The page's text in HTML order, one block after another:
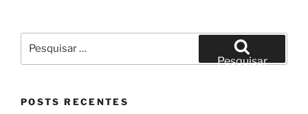
por:
Pesquisar
POSTS RECENTES